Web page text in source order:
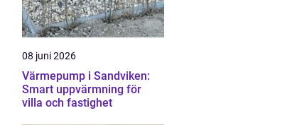
08 juni 2026
Värmepump i Sandviken:
Smart uppvärmning för
villa och fastighet